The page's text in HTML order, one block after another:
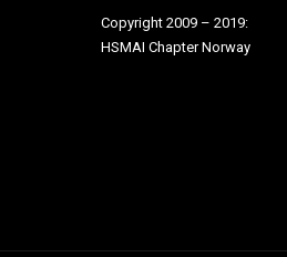
Copyright 2009 – 2019:
HSMAI Chapter Norway